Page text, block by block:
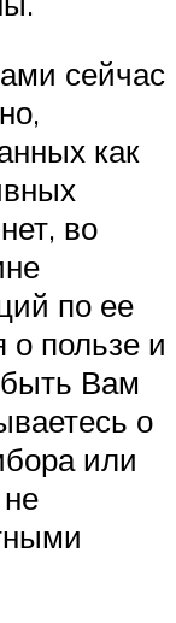
сейчас
как
во
по ее
пользе и
Вам
о
или